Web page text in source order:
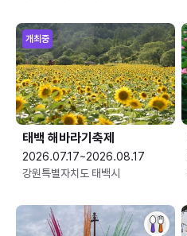
개최중
태백 해바라기축제
2026.07.17~2026.08.17
강원특별자치도 태백시